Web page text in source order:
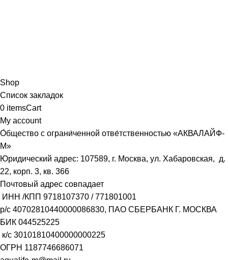
Shop
Список закладок
0 itemsCart
My account
О́бщество с ограни́ченной отве́тственностью «АКВАЛАЙФ-
М»
Юридический адрес: 107589, г. Москва, ул. Хабаровская, д.
22, корп. 3, кв. 366
Почтовый адрес совпадает
ИНН /КПП 9718107370 /771801001
р/с 40702810440000086830, ПАО СБЕРБАНК Г. МОСКВА
БИК 044525225
к/с 30101810400000000225
ОГРН 1187746686071